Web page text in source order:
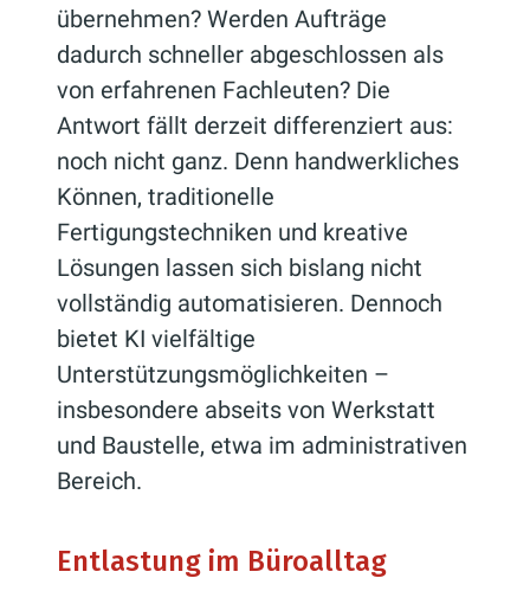
übernehmen? Werden Aufträge
dadurch schneller abgeschlossen als
von erfahrenen Fachleuten? Die
Antwort fällt derzeit differenziert aus:
noch nicht ganz. Denn handwerkliches
Können, traditionelle
Fertigungstechniken und kreative
Lösungen lassen sich bislang nicht
vollständig automatisieren. Dennoch
bietet KI vielfältige
Unterstützungsmöglichkeiten –
insbesondere abseits von Werkstatt
und Baustelle, etwa im administrativen
Bereich.
Entlastung im Büroalltag